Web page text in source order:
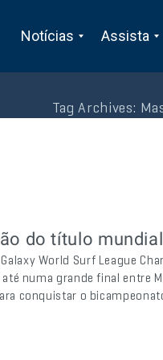
Notícias Assista
Tag Archives:
do título mundial
World Surf League
numa grande final entre
conquistar o